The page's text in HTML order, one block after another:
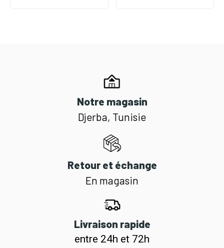
Notre magasin
Djerba, Tunisie
Retour et échange
En magasin
Livraison rapide
entre 24h et 72h